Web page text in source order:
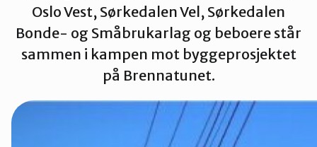
Bærum
Groruddalen
Hurum og Røyken
Oslo Vest, Sørkedalen Vel, Sørkedalen
Bonde- og Småbrukarlag og beboere står
sammen i kampen mot byggeprosjektet
på Brennatunet.